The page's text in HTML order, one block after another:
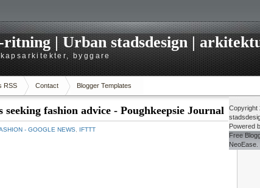
| Urban stadsdesign |
byggare
RSS Contact Blogger Templates
fashion advice - Poughkeepsie Journal
- GOOGLE NEWS IFTTT
Copyright
Powered
Free
NeoEase